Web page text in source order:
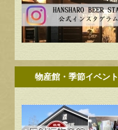
物産館・季節イベント